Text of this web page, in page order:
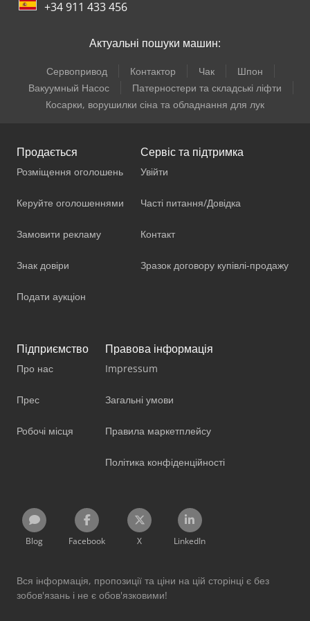
+34 911 433 456
Актуальні пошуки машин:
Сервопривод Контактор Чак
Шпон
Вакуумный Насос
Патерностери та складські ліфти
Косарки, ворушилки сіна та обладнання для лук
Продається
Розміщення оголошень
Керуйте оголошеннями
Замовити рекламу
Знак довіри
Подати аукціон
Сервіс та підтримка
Увійти
Часті питання/Довідка
Контакт
Зразок договору купівлі-продажу
Підприємство
Про нас
Прес
Робочі місця
Правова інформація
Impressum
Загальні умови
Правила маркетплейсу
Політика конфіденційності
Blog Facebook X LinkedIn
Вся інформація, пропозиції та ціни на цій сторінці є без
зобов'язань і не є обов'язковими!